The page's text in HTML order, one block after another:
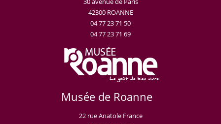
42300 ROANNE
04 77 23 71 50
04 77 23 71 69
Musée de Roanne
22 rue Anatole France